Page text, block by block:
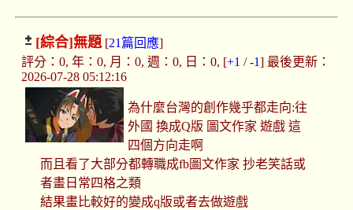
[綜合]無題[21篇回應]
評分：0, 年：0, 月：0, 週：0, 日：0, [+1 /-1] 最後更新：
2026-07-28 05:12:16
為什麼台灣的創作幾乎都走向:往
外國 換成Q版 圖文作家 遊戲 這
四個方向走啊
而且看了大部分都轉職成fb圖文作家 抄老笑話或
者畫日常四格之類
結果畫比較好的變成q版或者去做遊戲